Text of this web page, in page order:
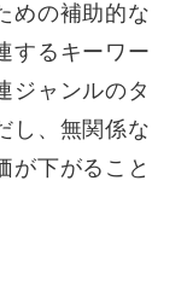
めの補助的な
するキーワー
ジャンルのタ
し、無関係な
が下がること